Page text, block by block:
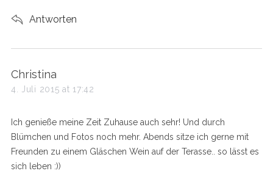
Antworten
s
a
s
:
Christina
4. Juli 2015 at 17:42
Ich genieße meine Zeit Zuhause auch sehr! Und durch
Blümchen und Fotos noch mehr. Abends sitze ich gerne mit
Freunden zu einem Gläschen Wein auf der Terasse.. so lässt es
sich leben :))